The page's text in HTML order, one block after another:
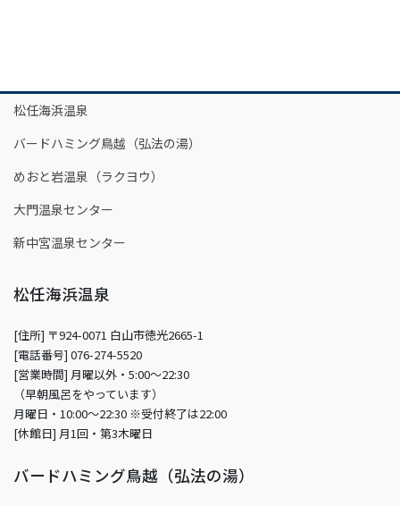
松任海浜温泉
バードハミング鳥越（弘法の湯）
めおと岩温泉（ラクヨウ）
大門温泉センター
新中宮温泉センター
松任海浜温泉
[住所] 〒924-0071 白山市徳光2665-1
[電話番号] 076-274-5520
[営業時間] 月曜以外・5:00～22:30
（早朝風呂をやっています）
月曜日・10:00～22:30 ※受付終了は22:00
[休館日] 月1回・第3木曜日
バードハミング鳥越（弘法の湯）